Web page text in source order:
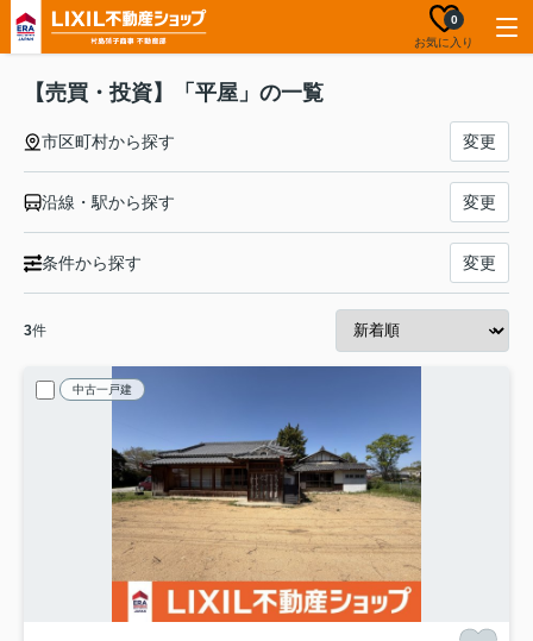
お気に入り
0
【売買・投資】「平屋」の一覧
市区町村から探す 変更
沿線・駅から探す 変更
条件から探す 変更
3件
中古一戸建